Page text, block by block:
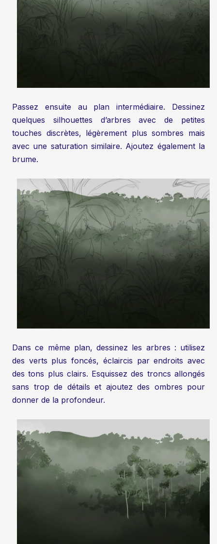
Passez ensuite au plan intermédiaire. Dessinez
quelques silhouettes d’arbres avec de petites
touches discrètes, légèrement plus sombres mais
avec une saturation similaire. Ajoutez également la
brume.
Dans ce même plan, dessinez les arbres : utilisez
des verts plus foncés, éclaircis par endroits avec
des tons plus clairs. Esquissez des troncs allongés
sans trop de détails et ajoutez des ombres pour
donner de la profondeur.